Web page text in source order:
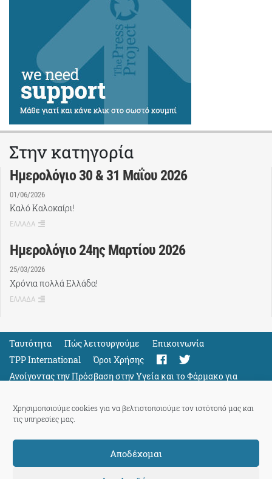
Χρησιμοποιούμε cookies για να βελτιστοποιούμε τον ιστότοπό μας και
τις υπηρεσίες μας.
Αποδέχομαι
Στην κατηγορία
Ημερολόγιο 30 & 31 Mαΐου 2026
01/06/2026
Καλό Καλοκαίρι!
ΕΛΛΑΔΑ
Ημερολόγιο 24ης Μαρτίου 2026
25/03/2026
Χρόνια πολλά Ελλάδα!
ΕΛΛΑΔΑ
Ταυτότητα Πώς λειτουργούμε
Eπικοινωνία
TPP International
Όροι Χρήσης
Ανοίγοντας την Πρόσβαση στην Υγεία και το Φάρμακο για
Όλους
Support
ThePressProject
powered by our community members